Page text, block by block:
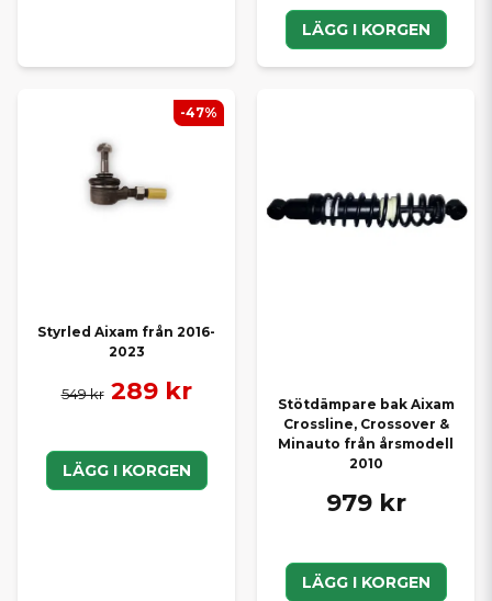
LÄGG I KORGEN
Styrled Aixam från 2016-
2023
549 kr 289 kr
LÄGG I KORGEN
-47%
Stötdämpare bak Aixam
Crossline, Crossover &
Minauto från årsmodell
2010
979 kr
LÄGG I KORGEN